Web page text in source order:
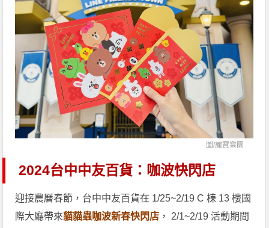
圖/麗寶樂園
2024台中中友百貨：咖波快閃店
迎接農曆春節，台中中友百貨在 1/25~2/19 C 棟 13 樓國
際大廳帶來貓貓蟲咖波新春快閃店 ， 2/1~2/19 活動期間